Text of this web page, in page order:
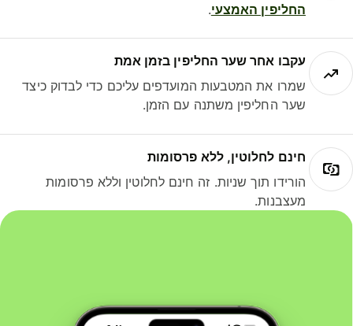
החליפין האמצעי.
עקבו אחר שער החליפין בזמן אמת
שמרו את המטבעות המועדפים עליכם כדי לבדוק כיצד
שער החליפין משתנה עם הזמן.
חינם לחלוטין, ללא פרסומות
הורידו תוך שניות. זה חינם לחלוטין וללא פרסומות
מעצבנות.